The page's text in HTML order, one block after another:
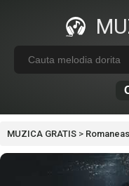
MUZICA GRATIS >